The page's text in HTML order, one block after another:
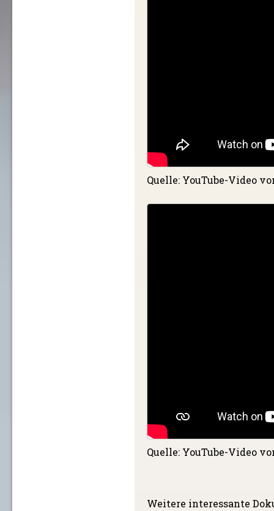
Quelle: YouTube-Video
Quelle: YouTube-Video
Weitere interessante